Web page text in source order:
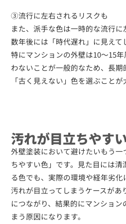
③流行に左右されるリスクも
また、派手な色は一時的な流行に
数年後には「時代遅れ」に見えて
特にマンションの外壁は10〜15
わないことが一般的なため、長期
「古く見えない」色を選ぶことが
汚れが目立ちやす
外壁塗装において避けたいもう
ちやすい色」です。見た目には清
る色でも、実際の環境や経年劣化
汚れが目立ってしまうケースがあ
につながり、結果的にマンション
まう原因になります。